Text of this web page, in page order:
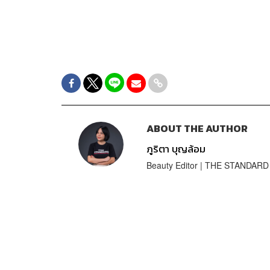
ABOUT THE AUTHOR
ภูริตา บุญล้อม
Beauty Editor | THE